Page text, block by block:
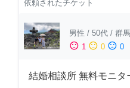
依頼されたチケット
男性 / 50代 / 群
sentiment_satisfied 1 sentiment_neutral 0 sentiment_dissatisfied 0
結婚相談所 無料モニタ